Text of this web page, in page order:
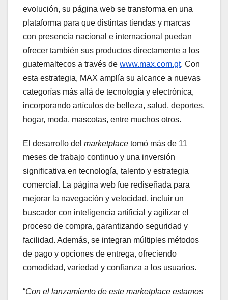
evolución, su página web se transforma en una
plataforma para que distintas tiendas y marcas
con presencia nacional e internacional puedan
ofrecer también sus productos directamente a los
guatemaltecos a través de www.max.com.gt. Con
esta estrategia, MAX amplía su alcance a nuevas
categorías más allá de tecnología y electrónica,
incorporando artículos de belleza, salud, deportes,
hogar, moda, mascotas, entre muchos otros.
El desarrollo del marketplace tomó más de 11
meses de trabajo continuo y una inversión
significativa en tecnología, talento y estrategia
comercial. La página web fue rediseñada para
mejorar la navegación y velocidad, incluir un
buscador con inteligencia artificial y agilizar el
proceso de compra, garantizando seguridad y
facilidad. Además, se integran múltiples métodos
de pago y opciones de entrega, ofreciendo
comodidad, variedad y confianza a los usuarios.
“Con el lanzamiento de este marketplace estamos